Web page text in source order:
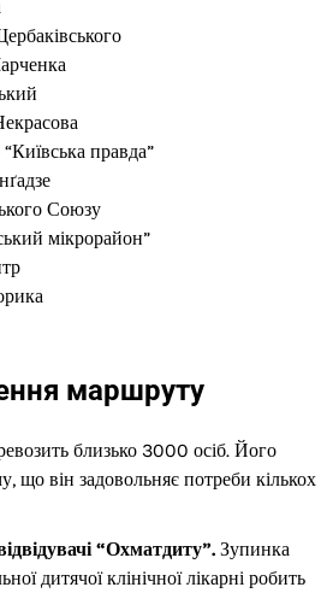
правда”
Союзу
мікрорайон”
маршруту
близько 3000 осіб. Його
що він задовольняє потреби кількох
“Охматдиту”. Зупинка
дитячої клінічної лікарні робить